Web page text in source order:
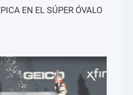
EN EL SÚPER ÓVALO